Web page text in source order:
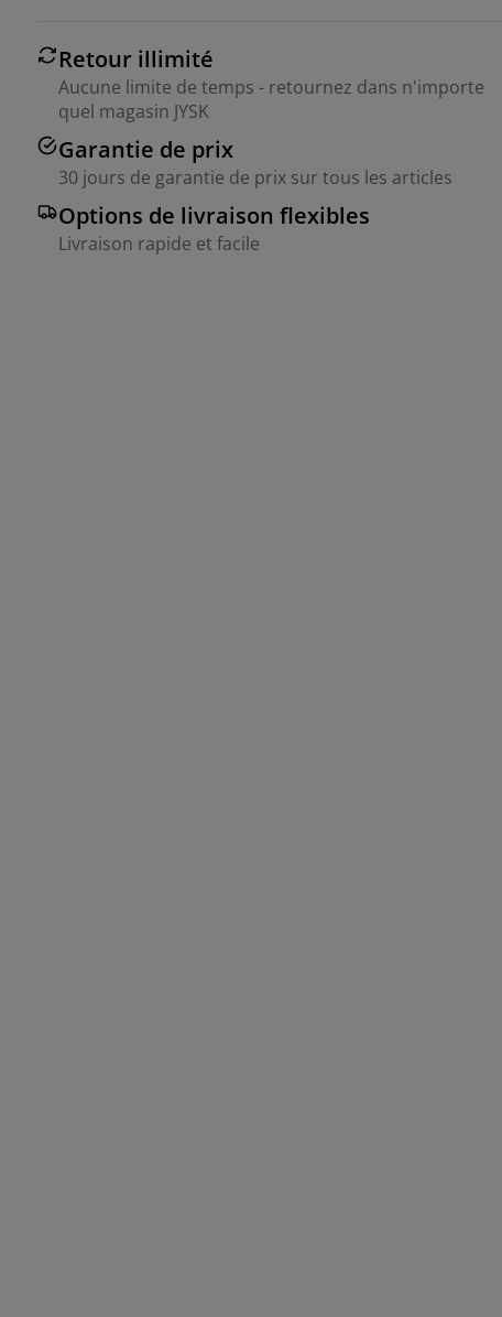
Retour illimité
Aucune limite de temps - retournez dans n'importe
quel magasin JYSK
Garantie de prix
30 jours de garantie de prix sur tous les articles
Options de livraison flexibles
Livraison rapide et facile